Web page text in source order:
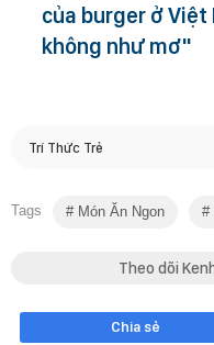
của burger ở
không như mơ"
Trí Thức Trẻ
Tags Món Ăn Ngon
Theo dõi
Chia sẻ